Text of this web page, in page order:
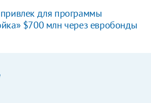
для программы
$700 млн через евробонды